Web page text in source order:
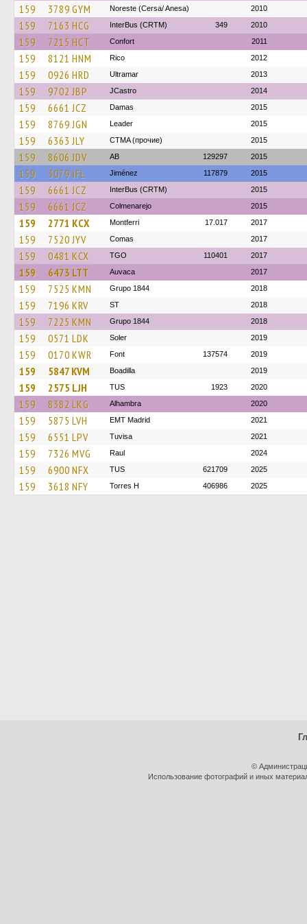
159 3789 GYM Noreste (Cersa/ Anesa) 2010
159 7163 HCG InterBus (CRTM) 349 2010
159 7215 HCT Confort 2011
159 8121 HNM Rico 2012
159 0926 HRD Ultramar 2013
159 9702 JBP JCastro 2014
159 6661 JCZ Damas 2015
159 8769 JGN Leader 2015
159 6363 JLY CTMA (прочие) 2015
159 8606 JDV AB 129297 2015
159 3079 JFL Jiménez 117879 2015
159 6661 JCZ InterBus (CRTM) 2015
159 6661 JCZ Colmenarejo 2015
159 2771 КСХ Montferri 17.017 2017
159 7520 JYV Comas 2017
159 0481 KCX TGO 110401 2017
159 6473 LTT Auvaca 2017
159 7525 KMN Grupo 1844 2018
159 7196 KRV ST 2018
159 7225 KMN Grupo 1844 2018
159 0571 LDK Soler 2019
159 0170 KWR Font 137574 2019
159 5847 KVM Boadilla 2019
159 2575 LJH TUS 1923 2020
159 8382 LKG Alhambra 2020
159 5875 LVH EMT Madrid 2021
159 6551 LPV Tuvisa 2021
159 7326 MVG Raul 2024
159 6900 NFX TUS 621709 2025
159 3618 NFY Torres H 406986 2025
©
Использование фотографий и иных